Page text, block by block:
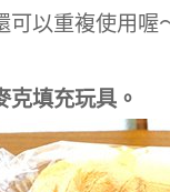
可以重複使用喔
克填充玩具。